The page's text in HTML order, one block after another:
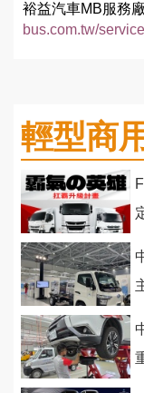
裕益汽車MB服務
bus.com.tw/
輕型商